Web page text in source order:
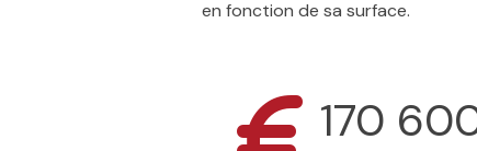
en fonction de sa surface.
170